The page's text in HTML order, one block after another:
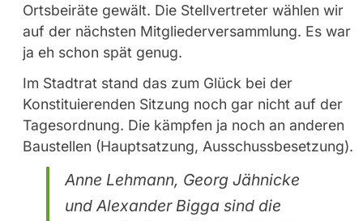
Ortsbeiräte gewält. Die Stellvertreter wählen wir
auf der nächsten Mitgliederversammlung. Es war
ja eh schon spät genug.
Im Stadtrat stand das zum Glück bei der
Konstituierenden Sitzung noch gar nicht auf der
Tagesordnung. Die kämpfen ja noch an anderen
Baustellen (Hauptsatzung, Ausschussbesetzung).
Anne Lehmann, Georg Jähnicke
und Alexander Bigga sind die